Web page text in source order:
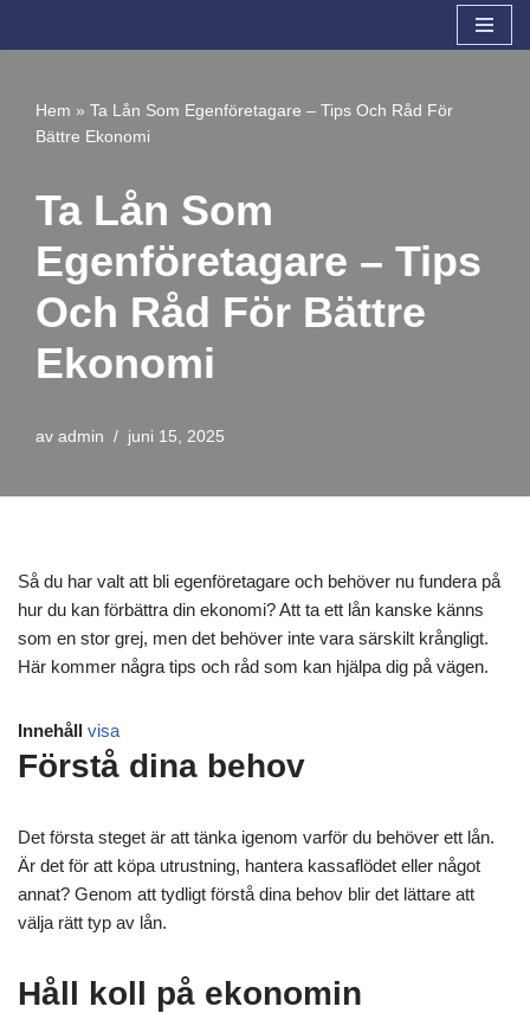
innehåll
Hem » Ta Lån Som Egenföretagare – Tips Och Råd För
Bättre Ekonomi
Ta Lån Som
Egenföretagare – Tips
Och Råd För Bättre
Ekonomi
av admin juni 15, 2025
Så du har valt att bli egenföretagare och behöver nu fundera på
hur du kan förbättra din ekonomi? Att ta ett lån kanske känns
som en stor grej, men det behöver inte vara särskilt krångligt.
Här kommer några tips och råd som kan hjälpa dig på vägen.
Innehåll visa
Förstå dina behov
Det första steget är att tänka igenom varför du behöver ett lån.
Är det för att köpa utrustning, hantera kassaflödet eller något
annat? Genom att tydligt förstå dina behov blir det lättare att
välja rätt typ av lån.
Håll koll på ekonomin